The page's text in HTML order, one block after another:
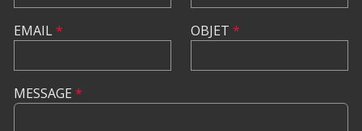
EMAIL* OBJET *
MESSAGE *